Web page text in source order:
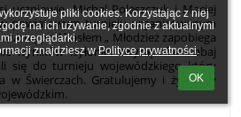
pliki cookies. Korzystając z niej
na ich używanie, zgodnie z aktualnymi
przeglądarki.
znajdziesz w Polityce prywatności.
OK
uczniowie, Michał Poleszczuk i Maciej
powiatowym turnieju organizowanym
pod hasłem „ Młodzież zapobiega
wyników wyłoniło zwycięzców i obaj
się do turnieju wojewódzkiego który
w Świerczach. Gratulujemy i życzymy